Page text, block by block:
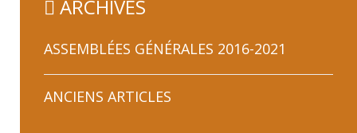
ARCHIVES
ASSEMBLÉES GÉNÉRALES 2016-2021
COMPTES-RENDUS DES ASSEMBLÉES
ANCIENS ARTICLES